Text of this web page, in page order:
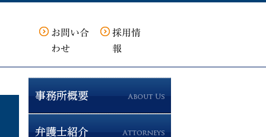
お問い合
わせ
採用情
報